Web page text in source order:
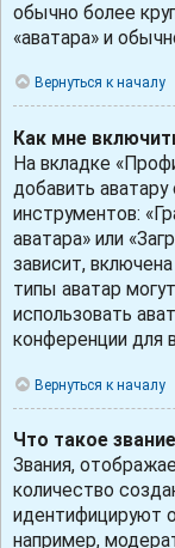
обычно более
«аватара» и
Вернуться к началу
Как мне
На вкладке
добавить
инструментов:
аватара» или
зависит,
типы аватар
использовать
конференции для
Вернуться к началу
Что такое
Звания,
количество
идентифицируют
например,